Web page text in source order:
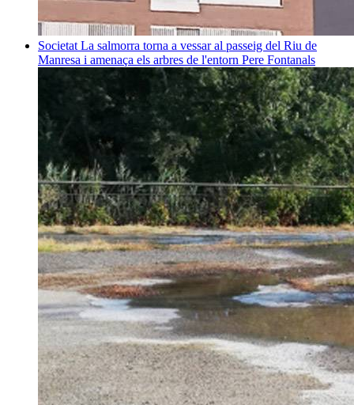
Societat La salmorra torna a vessar al passeig del Riu de
Manresa i amenaça els arbres de l'entorn Pere Fontanals